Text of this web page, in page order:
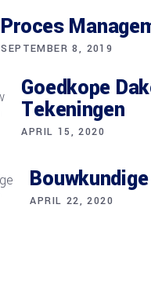
Proces
SEPTEMBER 8, 2019
Goedkope
Tekeningen
APRIL 15, 2020
APRIL 22, 2020